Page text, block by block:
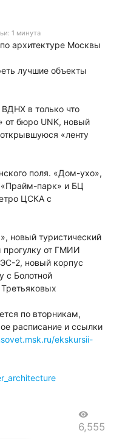
1 минута
архитектуре Москвы
лучшие объекты
в только что
от бюро UNK, новый
«ленту
поля. «Дом-ухо»,
парк» и БЦ
ЦСКА с
новый туристический
от ГМИИ
2, новый корпус
с Болотной
по вторникам,
расписание и ссылки
ekskursii-
visibility
6,555